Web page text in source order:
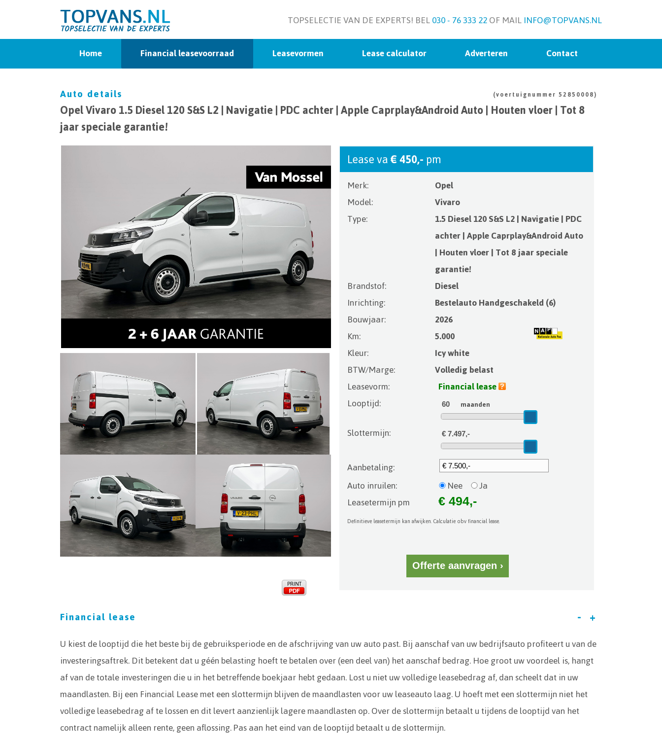
TOPSELECTIE VAN DE EXPERTS! BEL030 - 76 333 22OF MAILINFO@TOPVANS.NL
Home
Financial leasevoorraad Leasevormen Lease calculator Adverteren Contact
Auto details (voertuignummer 52850008)
Opel Vivaro 1.5 Diesel 120 S&S L2 | Navigatie | PDC achter | Apple Caprplay&Android Auto | Houten vloer | Tot 8
jaar speciale garantie!
PRINT
Lease va€ 450,-pm
Merk:
Opel
Model:
Vivaro
Type:
1.5 Diesel 120 S&S L2 | Navigatie | PDC
achter | Apple Caprplay&Android Auto
| Houten vloer | Tot 8 jaar speciale
garantie!
Brandstof:
Diesel
Inrichting:
Bestelauto Handgeschakeld (6)
Bouwjaar:
2026
Km:
5.000
Kleur:
Icy white
BTW/Marge:
Volledig belast
Leasevorm:
Financial lease
Looptijd:
maanden
Slottermijn:
Aanbetaling:
Auto inruilen:
Nee
Ja
Leasetermijn pm
Definitieve leasetermijn kan afwijken. Calculatie obv financial lease.
Financial lease +
-
U kiest de looptijd die het beste bij de gebruiksperiode en de afschrijving van uw auto past. Bij aanschaf van uw bedrijfsauto profiteert u van de
investeringsaftrek. Dit betekent dat u géén belasting hoeft te betalen over (een deel van) het aanschaf bedrag. Hoe groot uw voordeel is, hangt
af van de totale investeringen die u in het betreffende boekjaar hebt gedaan. Lost u niet uw volledige leasebedrag af, dan scheelt dat in uw
maandlasten. Bij een Financial Lease met een slottermijn blijven de maandlasten voor uw leaseauto laag. U hoeft met een slottermijn niet het
volledige leasebedrag af te lossen en dit levert aanzienlijk lagere maandlasten op. Over de slottermijn betaalt u tijdens de looptijd van het
contract namelijk alleen rente, geen aflossing. Pas aan het eind van de looptijd betaalt u de slottermijn.